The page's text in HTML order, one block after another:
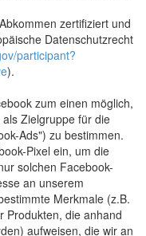
zertifiziert und
Datenschutzrecht
participant?
).
zum einen möglich,
Zielgruppe für die
Ads") zu bestimmen.
Pixel ein, um die
solchen Facebook-
an unserem
Merkmale (z.B.
Produkten, die anhand
aufweisen, die wir an